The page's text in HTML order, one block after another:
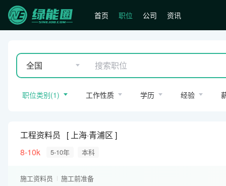
首页 职位 公司 资讯
全国
职位类别(1) 工作性质 学历 经验
工程资料员
上海·青浦区
8-10k
5-10年 本科
施工资料员 施工前准备